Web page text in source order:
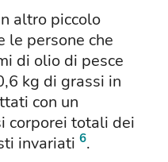
altro piccolo
le persone che
di olio di pesce
kg di grassi in
con un
corporei totali dei
invariati 6.